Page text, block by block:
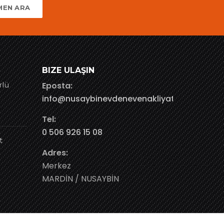
ARA
BIZE ULAŞIN
Eposta:
info@nusaybinevdenevenakliyat.com
Tel:
0 506 926 15 08
Adres:
Merkez
MARDİN / NUSAYBİN